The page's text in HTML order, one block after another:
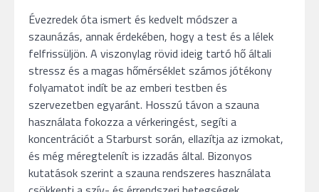
Évezredek óta ismert és kedvelt módszer a
szaunázás, annak érdekében, hogy a test és a lélek
felfrissüljön. A viszonylag rövid ideig tartó hő általi
stressz és a magas hőmérséklet számos jótékony
folyamatot indít be az emberi testben és
szervezetben egyaránt. Hosszú távon a szauna
használata fokozza a vérkeringést, segíti a
koncentrációt a Starburst során, ellazítja az izmokat,
és még méregtelenít is izzadás által. Bizonyos
kutatások szerint a szauna rendszeres használata